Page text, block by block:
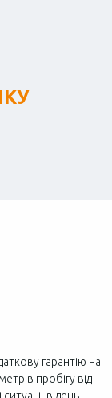
гарантію на
пробігу від